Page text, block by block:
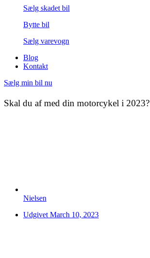
Sælg skadet bil
Bytte bil
Sælg varevogn
Blog
Kontakt
Sælg min bil nu
Skal du af med din motorcykel i 2023?
Nielsen
Udgivet March 10, 2023